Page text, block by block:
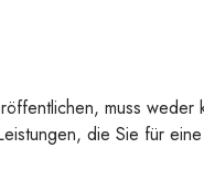
muss
die Sie für